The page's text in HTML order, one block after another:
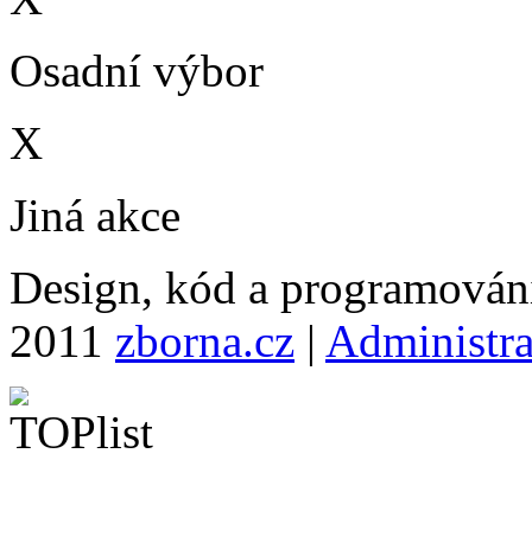
Osadní výbor
X
Jiná akce
Design, kód a
2011 zborna.cz |